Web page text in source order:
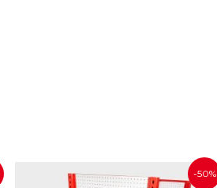
-50%